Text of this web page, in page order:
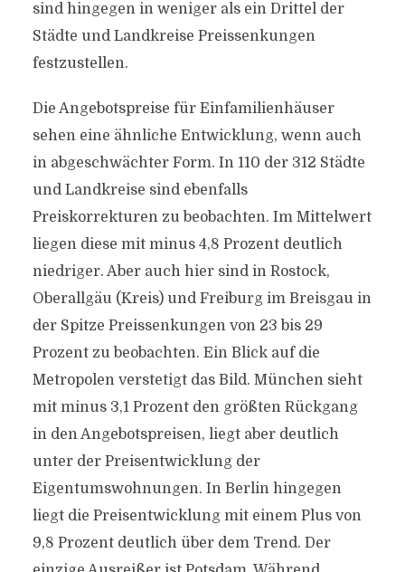
sind hingegen in weniger als ein Drittel der
Städte und Landkreise Preissenkungen
festzustellen.
Die Angebotspreise für Einfamilienhäuser
sehen eine ähnliche Entwicklung, wenn auch
in abgeschwächter Form. In 110 der 312 Städte
und Landkreise sind ebenfalls
Preiskorrekturen zu beobachten. Im Mittelwert
liegen diese mit minus 4,8 Prozent deutlich
niedriger. Aber auch hier sind in Rostock,
Oberallgäu (Kreis) und Freiburg im Breisgau in
der Spitze Preissenkungen von 23 bis 29
Prozent zu beobachten. Ein Blick auf die
Metropolen verstetigt das Bild. München sieht
mit minus 3,1 Prozent den größten Rückgang
in den Angebotspreisen, liegt aber deutlich
unter der Preisentwicklung der
Eigentumswohnungen. In Berlin hingegen
liegt die Preisentwicklung mit einem Plus von
9,8 Prozent deutlich über dem Trend. Der